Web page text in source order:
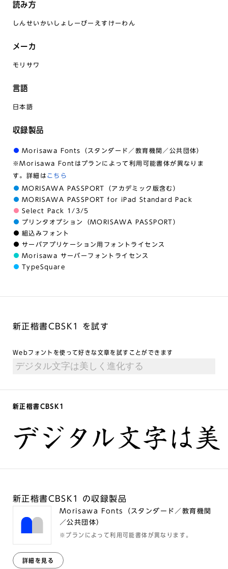
読み方
しんせいかいしょしーびーえすけーわん
メーカ
モリサワ
言語
日本語
収録製品
Morisawa Fonts（スタンダード／教育機関／公共団体）
※Morisawa Fontはプランによって利用可能書体が異なりま
す。詳細は こちら
MORISAWA PASSPORT（アカデミック版含む）
MORISAWA PASSPORT for iPad Standard Pack
Select Pack 1/3/5
プリンタオプション（MORISAWA PASSPORT）
組込みフォント
サーバアプリケーション用フォントライセンス
Morisawa サーバーフォントライセンス
TypeSquare
新正楷書CBSK1 を試す
Webフォントを使って好きな文章を試すことができます
新正楷書CBSK1
デジタル文字は
新正楷書CBSK1 の収録製品
Morisawa Fonts（スタンダード／教育機関
／公共団体）
※プランによって利用可能書体が異なります。
詳細を見る